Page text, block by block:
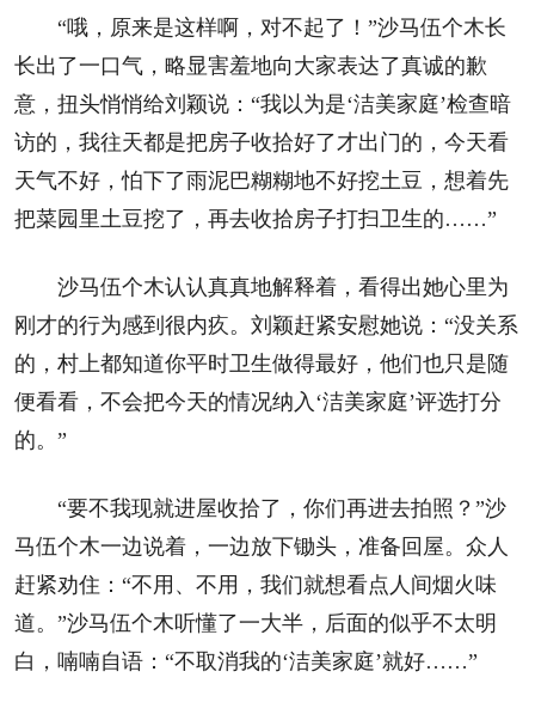
“哦，原来是这样啊，对不起了！”沙马伍个木长
长出了一口气，略显害羞地向大家表达了真诚的歉
意，扭头悄悄给刘颖说：“我以为是‘洁美家庭’检查暗
访的，我往天都是把房子收拾好了才出门的，今天看
天气不好，怕下了雨泥巴糊糊地不好挖土豆，想着先
把菜园里土豆挖了，再去收拾房子打扫卫生的……”
沙马伍个木认认真真地解释着，看得出她心里为
刚才的行为感到很内疚。刘颖赶紧安慰她说：“没关系
的，村上都知道你平时卫生做得最好，他们也只是随
便看看，不会把今天的情况纳入‘洁美家庭’评选打分
的。”
“要不我现就进屋收拾了，你们再进去拍照？”沙
马伍个木一边说着，一边放下锄头，准备回屋。众人
赶紧劝住：“不用、不用，我们就想看点人间烟火味
道。”沙马伍个木听懂了一大半，后面的似乎不太明
白，喃喃自语：“不取消我的‘洁美家庭’就好……”